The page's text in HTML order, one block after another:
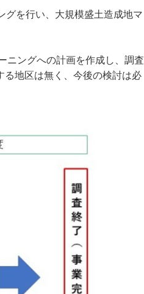
グを行い、大規模盛土造成地マ
ニングへの計画を作成し、調査
地区は無く、今後の検討は必